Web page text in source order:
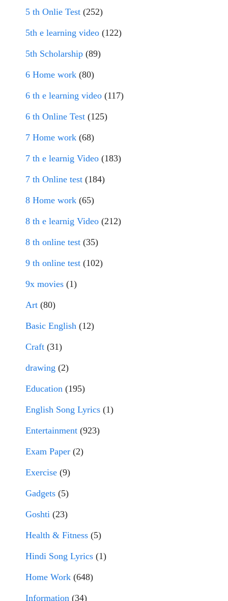
5 th Onlie Test (252)
5th e learning video (122)
5th Scholarship (89)
6 Home work (80)
6 th e learning video (117)
6 th Online Test (125)
7 Home work (68)
7 th e learnig Video (183)
7 th Online test (184)
8 Home work (65)
8 th e learnig Video (212)
8 th online test (35)
9 th online test (102)
9x movies (1)
Art (80)
Basic English (12)
Craft (31)
drawing (2)
Education (195)
English Song Lyrics (1)
Entertainment (923)
Exam Paper (2)
Exercise (9)
Gadgets (5)
Goshti (23)
Health & Fitness (5)
Hindi Song Lyrics (1)
Home Work (648)
Information (34)